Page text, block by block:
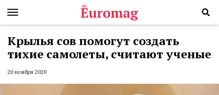
Крылья сов помогут создать
тихие самолеты, считают ученые
20 ноября 2020